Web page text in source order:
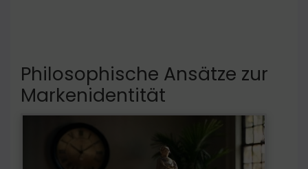
Philosophische Ansätze zur
Markenidentität